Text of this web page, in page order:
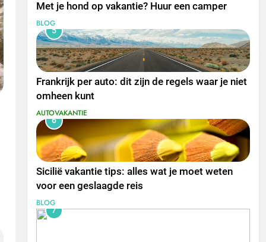
Met je hond op vakantie? Huur een camper
BLOG
5
Frankrijk per auto: dit zijn de regels waar je niet
omheen kunt
AUTOVAKANTIE
6
Sicilië vakantie tips: alles wat je moet weten
voor een geslaagde reis
BLOG
7